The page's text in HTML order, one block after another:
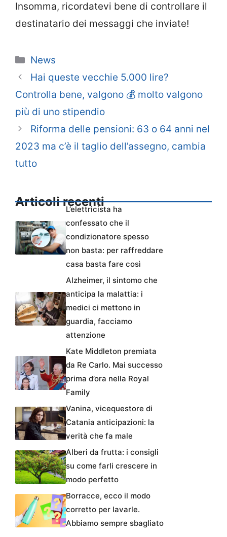
Insomma, ricordatevi bene di controllare il
destinatario dei messaggi che inviate!
Categorie
News
Hai queste vecchie 5.000 lire?
Controlla bene, valgono 💰 molto valgono
più di uno stipendio
Riforma delle pensioni: 63 o 64 anni nel
2023 ma c’è il taglio dell’assegno, cambia
tutto
Articoli recenti
L’elettricista ha
confessato che il
condizionatore spesso
non basta: per raffreddare
casa basta fare così
Alzheimer, il sintomo che
anticipa la malattia: i
medici ci mettono in
guardia, facciamo
attenzione
Kate Middleton premiata
da Re Carlo. Mai successo
prima d’ora nella Royal
Family
Vanina, vicequestore di
Catania anticipazioni: la
verità che fa male
Alberi da frutta: i consigli
su come farli crescere in
modo perfetto
Borracce, ecco il modo
corretto per lavarle.
Abbiamo sempre sbagliato